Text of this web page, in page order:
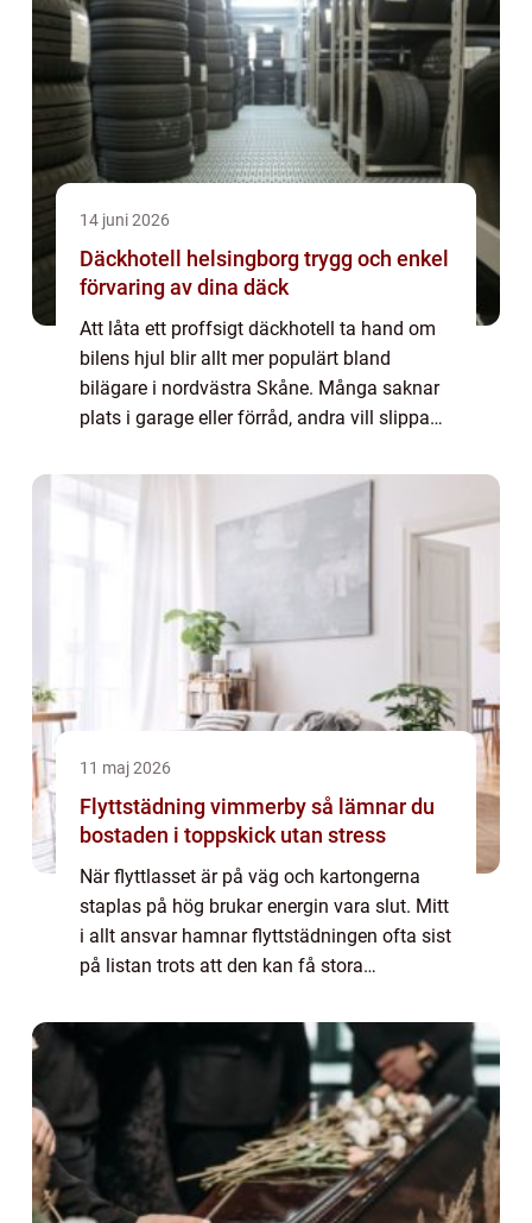
14 juni 2026
Däckhotell helsingborg trygg och enkel
förvaring av dina däck
Att låta ett proffsigt däckhotell ta hand om
bilens hjul blir allt mer populärt bland
bilägare i nordvästra Skåne. Många saknar
plats i garage eller förråd, andra vill slippa
uppfarten. Med ett modernt däckhotell...
11 maj 2026
Flyttstädning vimmerby så lämnar du
bostaden i toppskick utan stress
När flyttlasset är på väg och kartongerna
staplas på hög brukar energin vara slut. Mitt
i allt ansvar hamnar flyttstädningen ofta sist
på listan trots att den kan få stora
En noggrann flyttstädning Vimmerby ...